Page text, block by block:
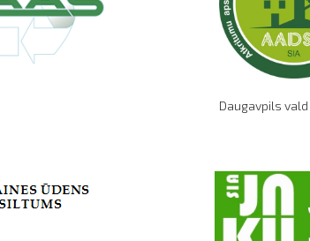
Daugavpils vald